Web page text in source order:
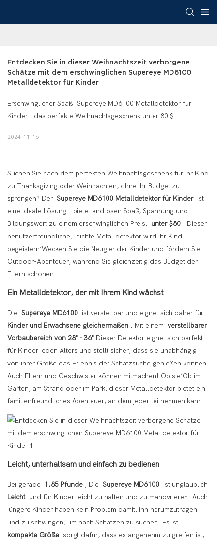
Entdecken Sie in dieser Weihnachtszeit verborgene
Schätze mit dem erschwinglichen Supereye MD6100
Metalldetektor für Kinder
Erschwinglicher Spaß: Supereye MD6100 Metalldetektor für
Kinder – das perfekte Weihnachtsgeschenk unter 80 $!
2024-11-16
Suchen Sie nach dem perfekten Weihnachtsgeschenk für Ihr Kind
zu Thanksgiving oder Weihnachten, ohne Ihr Budget zu
sprengen? Der Supereye MD6100 Metalldetektor für Kinder ist
eine ideale Lösung—bietet endlosen Spaß, Spannung und
Bildungswert zu einem erschwinglichen Preis, unter $80 ! Dieser
benutzerfreundliche, leichte Metalldetektor wird Ihr Kind
begeistern’Wecken Sie die Neugier der Kinder und fördern Sie
Outdoor-Abenteuer, während Sie gleichzeitig das Budget der
Eltern schonen.
Ein Metalldetektor, der mit Ihrem Kind wächst
Die Supereye MD6100 ist verstellbar und eignet sich daher für
Kinder und Erwachsene gleichermaßen . Mit einem verstellbarer
Vorbaubereich von 28" - 36" Dieser Detektor eignet sich perfekt
für Kinder jeden Alters und stellt sicher, dass sie unabhängig
von ihrer Größe das Erlebnis der Schatzsuche genießen können.
Auch Eltern und Geschwister können mitmachen! Ob sie’Ob im
Garten, am Strand oder im Park, dieser Metalldetektor bietet ein
familienfreundliches Abenteuer, an dem jeder teilnehmen kann.
Leicht, unterhaltsam und einfach zu bedienen
Bei gerade 1.85 Pfunde , Die Supereye MD6100 ist unglaublich
Leicht und für Kinder leicht zu halten und zu manövrieren. Auch
jüngere Kinder haben kein Problem damit, ihn herumzutragen
und zu schwingen, um nach Schätzen zu suchen. Es ist
kompakte Größe sorgt dafür, dass es angenehm zu greifen ist,